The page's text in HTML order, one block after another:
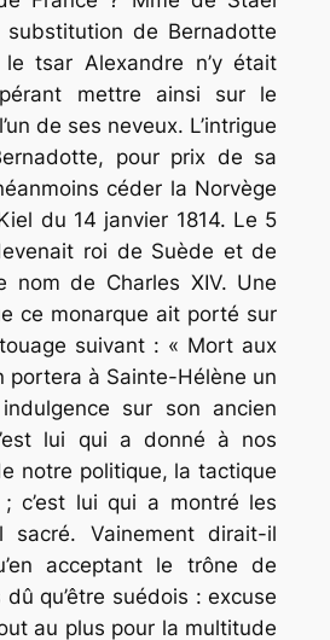
substitution de Bernadotte
tsar Alexandre n’y était
mettre ainsi sur le
de ses neveux. L’intrigue
pour prix de sa
céder la Norvège
du 14 janvier 1814. Le 5
roi de Suède et de
nom de Charles XIV. Une
ce monarque ait porté sur
suivant : « Mort aux
portera à Sainte-Hélène un
sur son ancien
lui qui a donné à nos
notre politique, la tactique
c’est lui qui a montré les
sacré. Vainement dirait-il
acceptant le trône de
dû qu’être suédois : excuse
au plus pour la multitude